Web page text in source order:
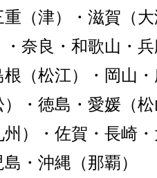
（津）・滋賀（
奈良・和歌山・
根（松江）・岡山
・徳島・愛媛（
）・佐賀・長崎
・沖縄（那覇）